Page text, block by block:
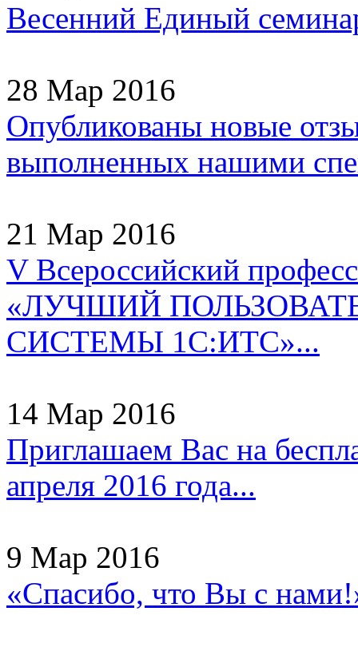
Весенний Единый
28 Мар 2016
Опубликованы новые
выполненных нашими
21 Мар 2016
V Всероссийский
«ЛУЧШИЙ
СИСТЕМЫ 1С:ИТС»...
14 Мар 2016
Приглашаем Вас на
апреля 2016 года...
9 Мар 2016
«Спасибо, что Вы с